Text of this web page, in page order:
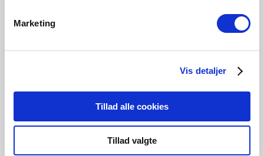
Marketing
Vis detaljer
Tillad alle cookies
Tillad valgte